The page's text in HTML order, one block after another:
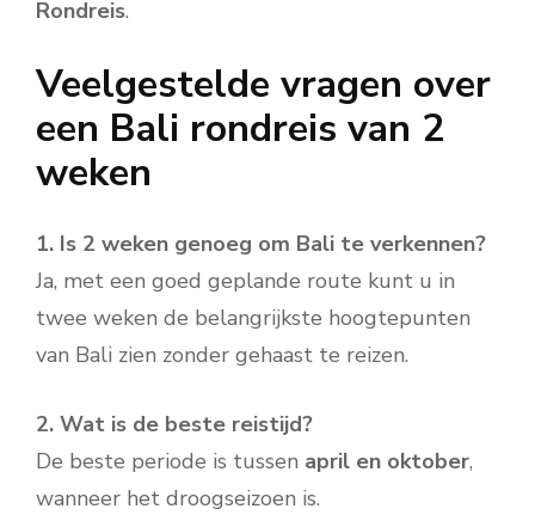
Rondreis.
Veelgestelde vragen over
een Bali rondreis van 2
weken
1. Is 2 weken genoeg om Bali te verkennen?
Ja, met een goed geplande route kunt u in
twee weken de belangrijkste hoogtepunten
van Bali zien zonder gehaast te reizen.
2. Wat is de beste reistijd?
De beste periode is tussen april en oktober,
wanneer het droogseizoen is.